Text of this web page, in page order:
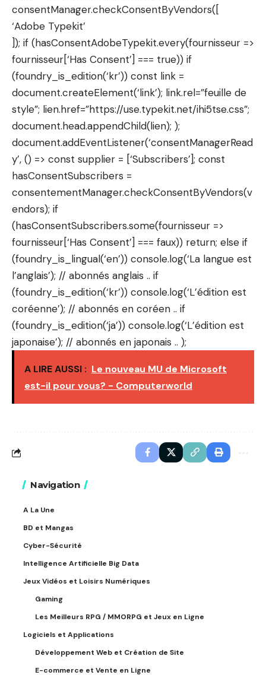
consentManager.checkConsentByVendors([
‘Adobe Typekit’
]); if (hasConsentAdobeTypekit.every(fournisseur =>
fournisseur[‘Has Consent’] === true)) if
(foundry_is_edition(‘kr’)) const link =
document.createElement(‘link’); link.rel=”feuille de
style”; lien.href=”https://use.typekit.net/ihi5tse.css”;
document.head.appendChild(lien); );
document.addEventListener(‘consentManagerRead
y’, () => const supplier = [‘Subscribers’]; const
hasConsentSubscribers =
consentementManager.checkConsentByVendors(v
endors); if
(hasConsentSubscribers.some(fournisseur =>
fournisseur[‘Has Consent’] === faux)) return; else if
(foundry_is_lingual(‘en’)) console.log(‘La langue est
l’anglais’); // abonnés anglais .. if
(foundry_is_edition(‘kr’)) console.log(‘L’édition est
coréenne’); // abonnés en coréen .. if
(foundry_is_edition(‘ja’)) console.log(‘L’édition est
japonaise’); // abonnés en japonais .. );
A LIRE AUSSI : Le nouveau MU de Microsoft
est-il pour vous? - Computerworld
Navigation
A La Une
BD et Mangas
Cyber-Sécurité
Intelligence Artificielle Big Data
Jeux Vidéos et Loisirs Numériques
Gaming
Les Meilleurs RPG / MMORPG et Jeux en Ligne
Logiciels et Applications
Développement Web et Création de Site
E-commerce et Vente en Ligne